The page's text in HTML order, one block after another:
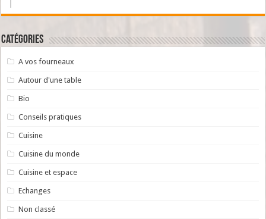
Catégories
A vos fourneaux
Autour d'une table
Bio
Conseils pratiques
Cuisine
Cuisine du monde
Cuisine et espace
Echanges
Non classé